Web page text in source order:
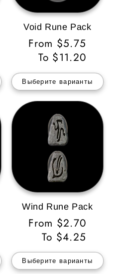
Void Rune Pack
Обычная
цена
From $5.75
To $11.20
Выберите варианты
Wind Rune Pack
Обычная
цена
From $2.70
To $4.25
Выберите варианты